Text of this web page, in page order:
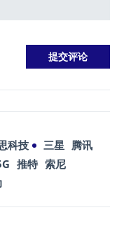
科技 三星 腾讯
推特 索尼